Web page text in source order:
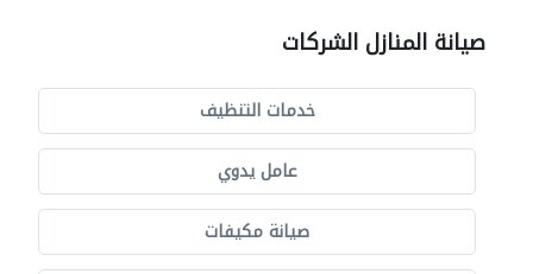
صيانة المنازل الشركات
خدمات التنظيف
عامل يدوي
صيانة مكيفات